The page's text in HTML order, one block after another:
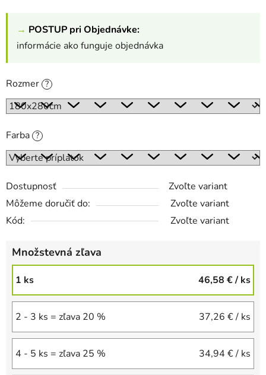
→ POSTUP pri Objednávke:
informácie ako funguje objednávka
Rozmer ?
Farba ?
Dostupnosť
Zvoľte variant
Môžeme doručiť do:
Zvoľte variant
Kód:
Zvoľte variant
Množstevná zľava
1 ks 46,58 €/ ks
2 - 3 ks = zľava 20 % 37,26 €/ ks
4 - 5 ks = zľava 25 % 34,94 €/ ks